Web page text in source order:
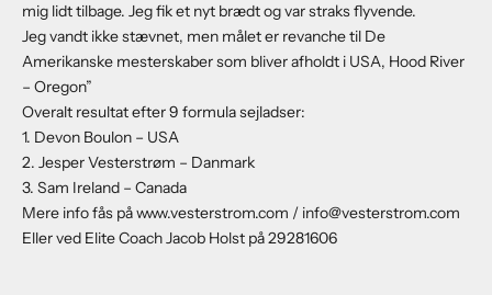
mig lidt tilbage. Jeg fik et nyt brædt og var straks flyvende.
Jeg vandt ikke stævnet, men målet er revanche til De
Amerikanske mesterskaber som bliver afholdt i USA, Hood River
– Oregon”
Overalt resultat efter 9 formula sejladser:
1. Devon Boulon – USA
2. Jesper Vesterstrøm – Danmark
3. Sam Ireland – Canada
Mere info fås påwww.vesterstrom.com / info@vesterstrom.com
Eller ved Elite Coach Jacob Holst på 29281606